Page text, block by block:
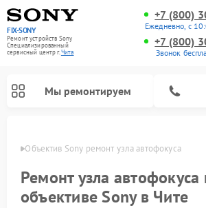
FIX-SONY
Ремонт устройств Sony
Специализированный
cервисный центр г.Чита
+7 (800)
Ежедневно, с
+7 (800)
Звонок
Мы ремонтируем
Чите Объектив Sony ремонт узла автофокуса
Ремонт узла автофокуса
объективе Sony в Чите